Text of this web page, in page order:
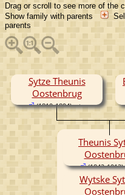
Drag or scroll to see more of the
Show family with parents
parents
Sytze Theunis
Oostenbrug
(1819-1894)
Theunis
(1842-1912)
Wytske